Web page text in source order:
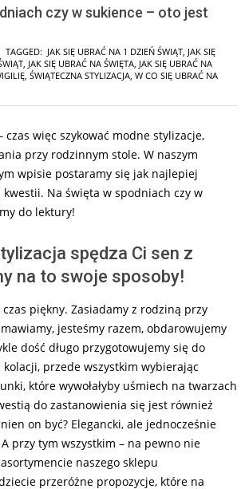
czy w sukience – oto jest
TAGGED: JAK SIĘ UBRAĆ NA 1 DZIEŃ ŚWIĄT JAK SIĘ
JAK SIĘ UBRAĆ NA ŚWIĘTA JAK SIĘ UBRAĆ NA
ŚWIĄTECZNA STYLIZACJA W CO SIĘ UBRAĆ NA
czas więc szykować modne stylizacje,
przy rodzinnym stole. W naszym
wpisie postaramy się jak najlepiej
Na święta w spodniach czy w
do lektury!
spędza Ci sen z
na to swoje sposoby!
piękny. Zasiadamy z rodziną przy
jesteśmy razem, obdarowujemy
dość długo przygotowujemy się do
przede wszystkim wybierając
które wywołałyby uśmiech na twarzach
do zastanowienia się jest również
on być? Elegancki, ale jednocześnie
przy tym wszystkim – na pewno nie
naszego sklepu
przeróżne propozycje, które na